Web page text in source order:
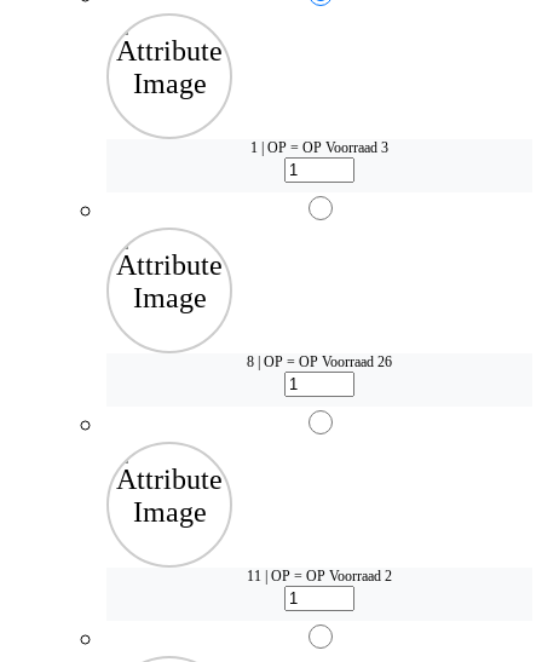
1 | OP = OP Voorraad 3
8 | OP = OP Voorraad 26
11 | OP = OP Voorraad 2